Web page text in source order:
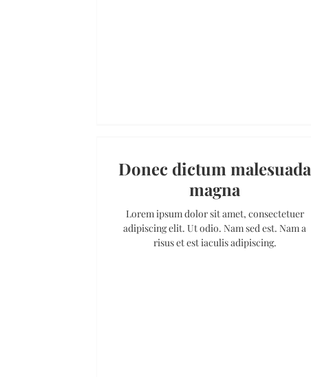
Donec dictum malesuada
magna
Lorem ipsum dolor sit amet, consectetuer
adipiscing elit. Ut odio. Nam sed est. Nam a
risus et est iaculis adipiscing.